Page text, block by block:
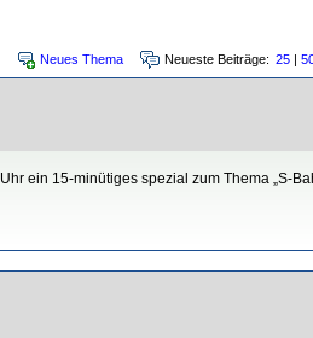
Neues Thema Neueste Beiträge: 25 |
ein 15-minütiges spezial zum Thema „S-